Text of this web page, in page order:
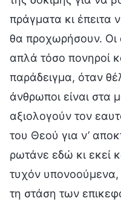
πράγματα κι έπειτα
θα προχωρήσουν. Οι
απλά τόσο πονηροί
παράδειγμα, όταν
άνθρωποι είναι στα
αξιολογούν τον
του Θεού για ν’
ρωτάνε εδώ κι εκεί
τυχόν υπονοούμενα,
τη στάση των